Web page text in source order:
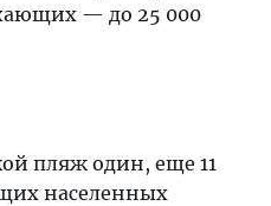
— до 25 000
пляж один, еще 11
населенных